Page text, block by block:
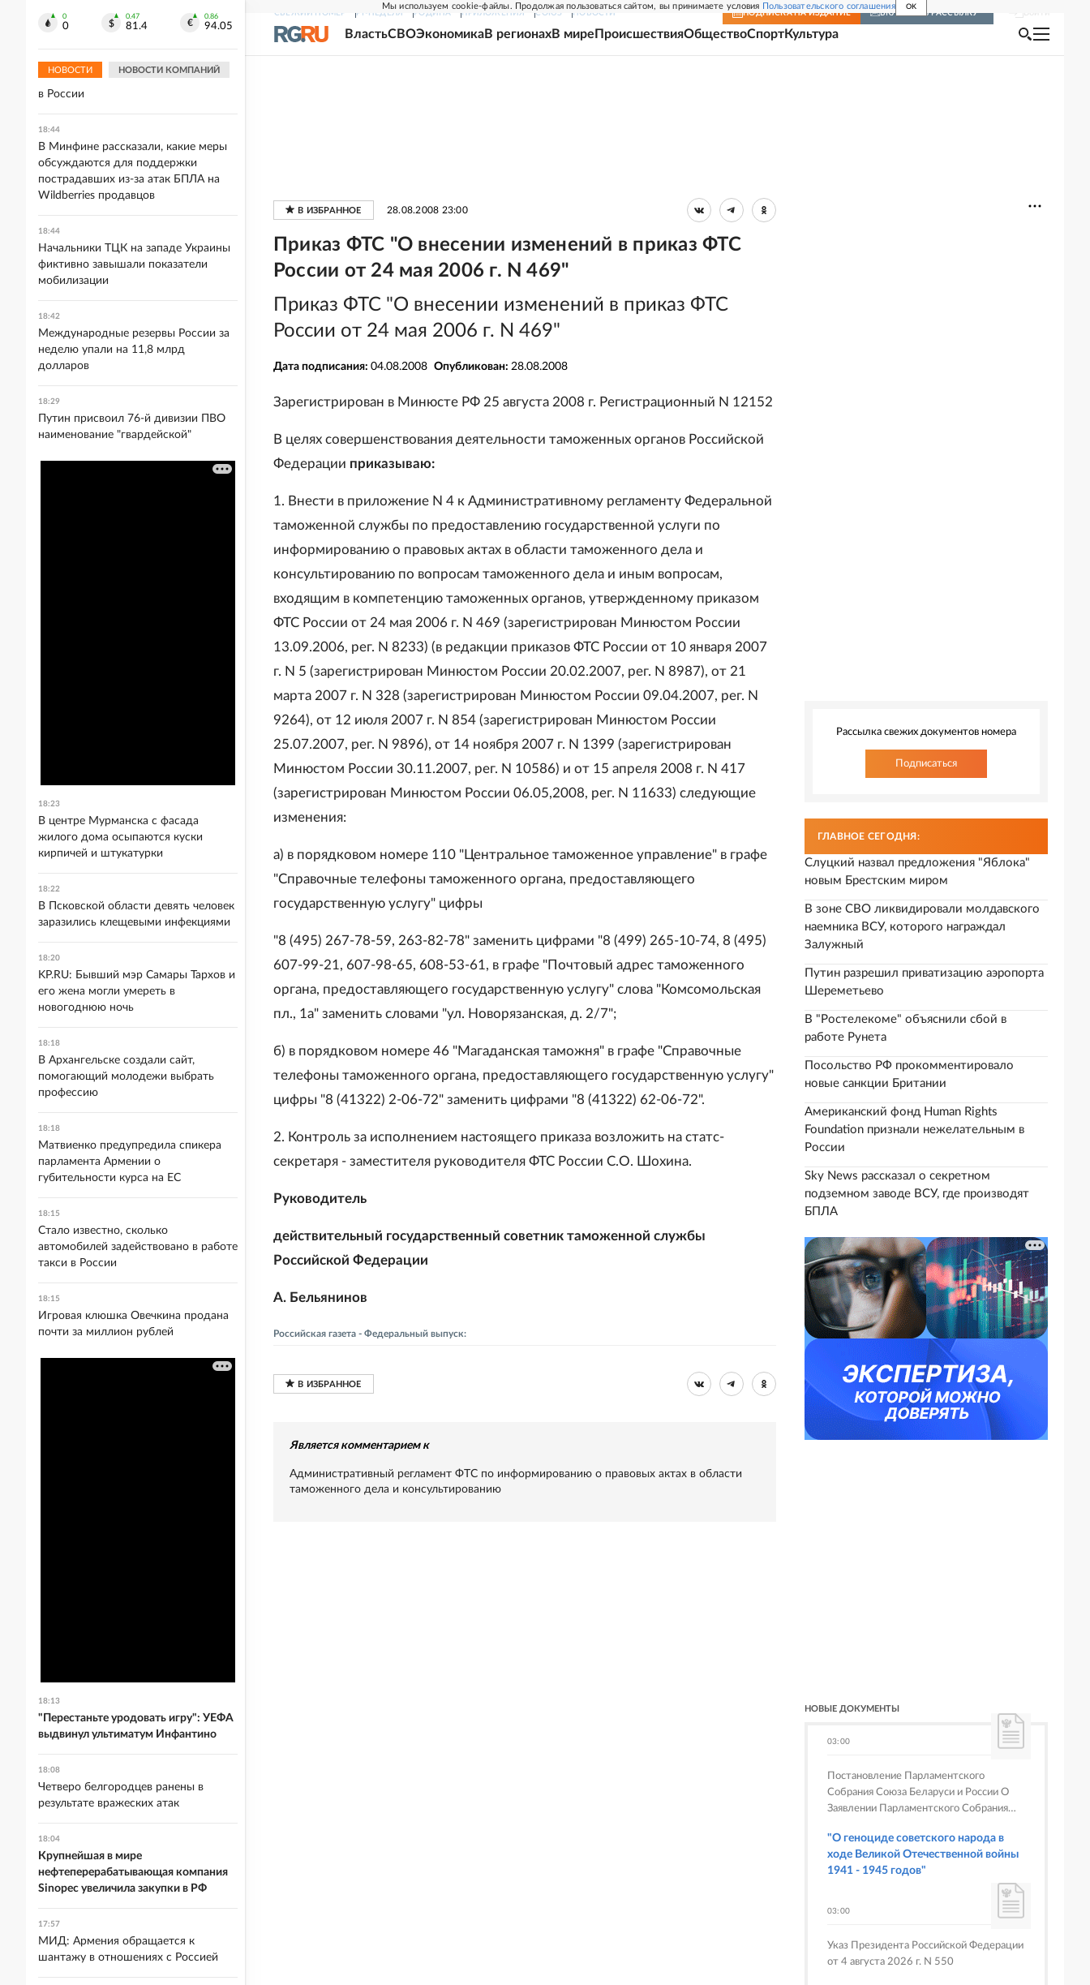
Мы используем cookie-файлы. Продолжая пользоваться сайтом, вы принимаете условия Пользовательского соглашения OK
СВЕЖИЙ НОМЕР РГ-НЕДЕЛЯ РОДИНА ПРИЛОЖЕНИЯ СОЮЗ НОВОСТИ ПОДПИСКА НА ИЗДАНИЕ ВКЛЮЧИТЬ РАССЫЛКУ
ВластьСВОЭкономикаВ регионахВ мире ПроисшествияОбществоСпортКультура
28.08.2008 23:00
Приказ ФТС "О внесении изменений в приказ ФТС
России от 24 мая 2006 г. N 469"
Приказ ФТС "О внесении изменений в приказ ФТС
России от 24 мая 2006 г. N 469"
Дата подписания: 04.08.2008 Опубликован: 28.08.2008
Зарегистрирован в Минюсте РФ 25 августа 2008 г. Регистрационный N 12152
В целях совершенствования деятельности таможенных органов Российской
Федерации приказываю:
1. Внести в приложение N 4 к Административному регламенту Федеральной
таможенной службы по предоставлению государственной услуги по
информированию о правовых актах в области таможенного дела и
консультированию по вопросам таможенного дела и иным вопросам,
входящим в компетенцию таможенных органов, утвержденному приказом
ФТС России от 24 мая 2006 г. N 469 (зарегистрирован Минюстом России
13.09.2006, peг. N 8233) (в редакции приказов ФТС России от 10 января 2007
г. N 5 (зарегистрирован Минюстом России 20.02.2007, peг. N 8987), от 21
марта 2007 г. N 328 (зарегистрирован Минюстом России 09.04.2007, peг. N
9264), от 12 июля 2007 г. N 854 (зарегистрирован Минюстом России
25.07.2007, peг. N 9896), от 14 ноября 2007 г. N 1399 (зарегистрирован
Минюстом России 30.11.2007, peг. N 10586) и от 15 апреля 2008 г. N 417
(зарегистрирован Минюстом России 06.05,2008, peг. N 11633) следующие
изменения:
а) в порядковом номере 110 "Центральное таможенное управление" в графе
"Справочные телефоны таможенного органа, предоставляющего
государственную услугу" цифры
"8 (495) 267-78-59, 263-82-78" заменить цифрами "8 (499) 265-10-74, 8 (495)
607-99-21, 607-98-65, 608-53-61, в графе "Почтовый адрес таможенного
органа, предоставляющего государственную услугу" слова "Комсомольская
пл., 1а" заменить словами "ул. Новорязанская, д. 2/7";
б) в порядковом номере 46 "Магаданская таможня" в графе "Справочные
телефоны таможенного органа, предоставляющего государственную услугу"
цифры "8 (41322) 2-06-72" заменить цифрами "8 (41322) 62-06-72".
2. Контроль за исполнением настоящего приказа возложить на статс-
секретаря - заместителя руководителя ФТС России С.О. Шохина.
Руководитель
действительный государственный советник таможенной службы
Российской Федерации
А. Бельянинов
Российская газета - Федеральный выпуск:
Является комментарием к
Административный регламент ФТС по информированию о правовых актах в области
таможенного дела и консультированию
Рассылка свежих документов номера
Подписаться
ГЛАВНОЕ СЕГОДНЯ:
Слуцкий назвал предложения "Яблока"
новым Брестским миром
В зоне СВО ликвидировали молдавского
наемника ВСУ, которого награждал
Залужный
Путин разрешил приватизацию аэропорта
Шереметьево
В "Ростелекоме" объяснили сбой в
работе Рунета
Посольство РФ прокомментировало
новые санкции Британии
Американский фонд Human Rights
Foundation признали нежелательным в
России
Sky News рассказал о секретном
подземном заводе ВСУ, где производят
БПЛА
НОВЫЕ ДОКУМЕНТЫ
03:00
Постановление Парламентского
Собрания Союза Беларуси и России О
Заявлении Парламентского Собрания
"О геноциде советского народа в
ходе Великой Отечественной войны
1941 - 1945 годов"
03:00
Указ Президента Российской Федерации
от 4 августа 2026 г. N 550
0
0
0.47
81.4
0.86
94.05
НОВОСТИ НОВОСТИ КОМПАНИЙ
Американский фонд Human Rights
Foundation признали нежелательным
в России
18:44
В Минфине рассказали, какие меры
обсуждаются для поддержки
пострадавших из-за атак БПЛА на
Wildberries продавцов
18:44
Начальники ТЦК на западе Украины
фиктивно завышали показатели
мобилизации
18:42
Международные резервы России за
неделю упали на 11,8 млрд
долларов
18:29
Путин присвоил 76-й дивизии ПВО
наименование "гвардейской"
18:23
В центре Мурманска с фасада
жилого дома осыпаются куски
кирпичей и штукатурки
18:22
В Псковской области девять человек
заразились клещевыми инфекциями
18:20
KP.RU: Бывший мэр Самары Тархов и
его жена могли умереть в
новогоднюю ночь
18:18
В Архангельске создали сайт,
помогающий молодежи выбрать
профессию
18:18
Матвиенко предупредила спикера
парламента Армении о
губительности курса на ЕС
18:15
Стало известно, сколько
автомобилей задействовано в работе
такси в России
18:15
Игровая клюшка Овечкина продана
почти за миллион рублей
18:13
"Перестаньте уродовать игру": УЕФА
выдвинул ультиматум Инфантино
18:08
Четверо белгородцев ранены в
результате вражеских атак
18:04
Крупнейшая в мире
нефтеперерабатывающая компания
Sinopec увеличила закупки в РФ
17:57
МИД: Армения обращается к
шантажу в отношениях с Россией